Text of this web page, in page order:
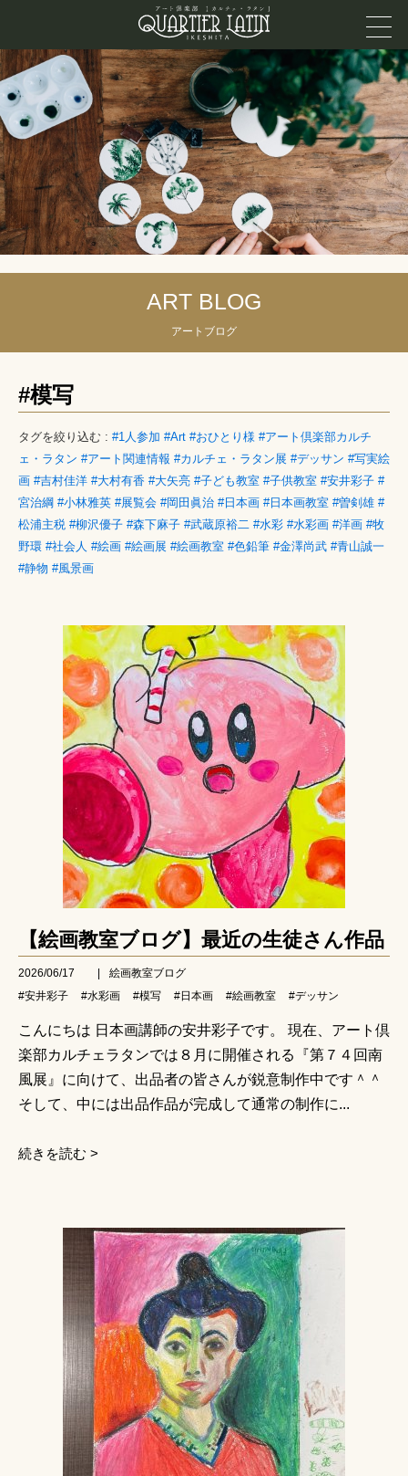
ART BLOG
アートブログ
#模写
タグを絞り込む : #1人参加 #Art #おひとり様 #アート倶楽部カルチ
ェ・ラタン #アート関連情報 #カルチェ・ラタン展 #デッサン #写実絵
画 #吉村佳洋 #大村有香 #大矢亮 #子ども教室 #子供教室 #安井彩子 #
宮治綱 #小林雅英 #展覧会 #岡田眞治 #日本画 #日本画教室 #曽剣雄 #
松浦主税 #柳沢優子 #森下麻子 #武蔵原裕二 #水彩 #水彩画 #洋画 #牧
野環 #社会人 #絵画 #絵画展 #絵画教室 #色鉛筆 #金澤尚武 #青山誠一
#静物 #風景画
【絵画教室ブログ】最近の生徒さん作品
2026/06/17
絵画教室ブログ
#安井彩子
#水彩画 #模写 #日本画 #絵画教室 #デッサン
こんにちは 日本画講師の安井彩子です。 現在、アート倶
楽部カルチェラタンでは８月に開催される『第７４回南
風展』に向けて、出品者の皆さんが鋭意制作中です＾＾
そして、中には出品作品が完成して通常の制作に...
続きを読む >